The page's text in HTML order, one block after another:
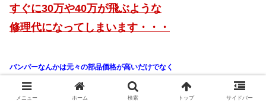
すぐに30万や40万が飛ぶような
修理代になってしまいます・・・
バンパーなんかは元々の部品価格が高いだけでなく
国産車と違って新品のバンパーを取り寄せても
メニュー ホーム 検索 トップ サイドバー